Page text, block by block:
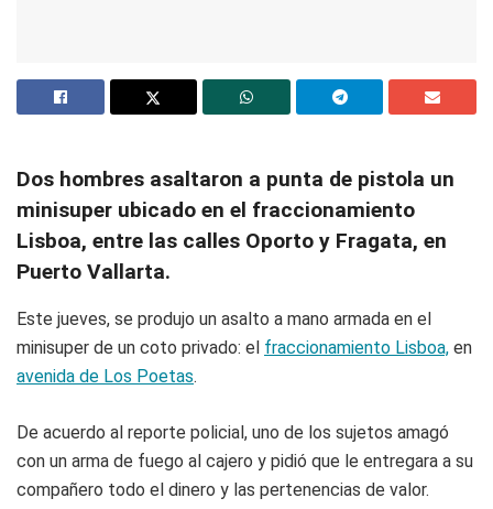
Dos hombres asaltaron a punta de pistola un
minisuper ubicado en el fraccionamiento
Lisboa, entre las calles Oporto y Fragata, en
Puerto Vallarta.
Este jueves, se produjo un asalto a mano armada en el
minisuper de un coto privado: el fraccionamiento Lisboa, en
avenida de Los Poetas.
De acuerdo al reporte policial, uno de los sujetos amagó
con un arma de fuego al cajero y pidió que le entregara a su
compañero todo el dinero y las pertenencias de valor.